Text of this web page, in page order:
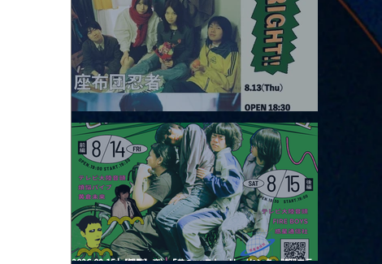
2026.08.13 |【観覧】JUST RIGHT!! vol.26